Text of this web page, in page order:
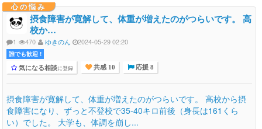
心の悩み
摂食障害が寛解して、体重が増えたのがつらいです。 高
校か…
1 470 ゆきのん 2024-05-29 02:20
誰でも歓迎 !
気になる相談に登録 共感 10 応援 8
摂食障害が寛解して、体重が増えたのがつらいです。 高校から摂
食障害になり、ずっと不登校で35-40キロ前後（身長は161くら
い）でした。 大学も、体調を崩し...